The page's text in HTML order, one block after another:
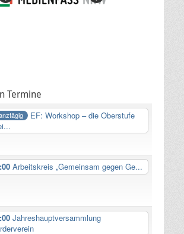
Termine
EF: Workshop – die Oberstufe
Arbeitskreis „Gemeinsam gegen Ge...
Jahreshauptversammlung